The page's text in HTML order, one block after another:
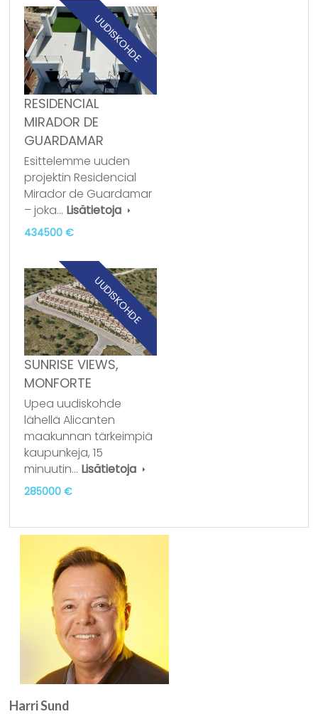
UUDISKOHDE
RESIDENCIAL
MIRADOR DE
GUARDAMAR
Esittelemme uuden
projektin Residencial
Mirador de Guardamar
– joka… Lisätietoja
434500 €
UUDISKOHDE
SUNRISE VIEWS,
MONFORTE
Upea uudiskohde
lähellä Alicanten
maakunnan tärkeimpiä
kaupunkeja, 15
minuutin… Lisätietoja
285000 €
Harri Sund